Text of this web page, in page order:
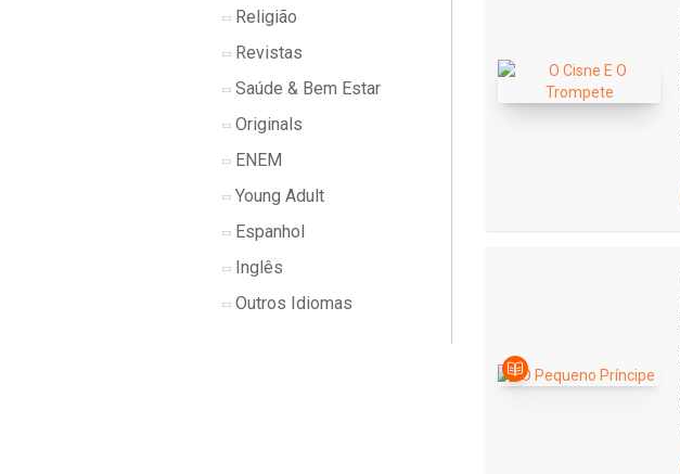
Religião
Revistas
Saúde & Bem Estar
Originals
ENEM
Young Adult
Espanhol
Inglês
Outros Idiomas